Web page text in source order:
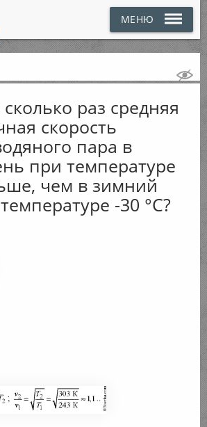
МЕНЮ
раз средняя
скорость
пара в
при температуре
чем в зимний
-30 °С?